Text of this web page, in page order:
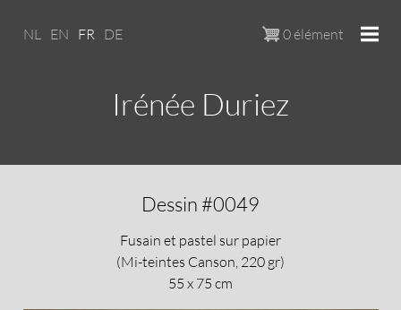
0 élément
NL EN FR DE
Irénée Duriez
Dessin #0049
Fusain et pastel sur papier
(Mi-teintes Canson, 220 gr)
55 x 75 cm